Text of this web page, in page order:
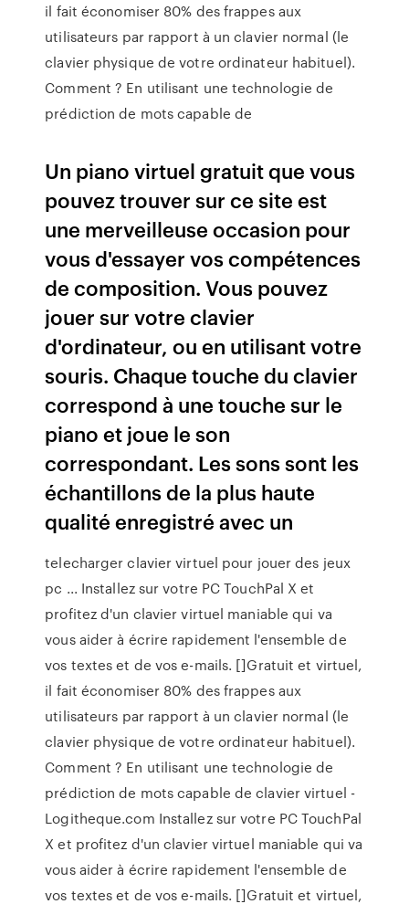
il fait économiser 80% des frappes aux
utilisateurs par rapport à un clavier normal (le
clavier physique de votre ordinateur habituel).
Comment ? En utilisant une technologie de
prédiction de mots capable de
Un piano virtuel gratuit que vous
pouvez trouver sur ce site est
une merveilleuse occasion pour
vous d'essayer vos compétences
de composition. Vous pouvez
jouer sur votre clavier
d'ordinateur, ou en utilisant votre
souris. Chaque touche du clavier
correspond à une touche sur le
piano et joue le son
correspondant. Les sons sont les
échantillons de la plus haute
qualité enregistré avec un
telecharger clavier virtuel pour jouer des jeux
pc ... Installez sur votre PC TouchPal X et
profitez d'un clavier virtuel maniable qui va
vous aider à écrire rapidement l'ensemble de
vos textes et de vos e-mails. []Gratuit et virtuel,
il fait économiser 80% des frappes aux
utilisateurs par rapport à un clavier normal (le
clavier physique de votre ordinateur habituel).
Comment ? En utilisant une technologie de
prédiction de mots capable de clavier virtuel -
Logitheque.com Installez sur votre PC TouchPal
X et profitez d'un clavier virtuel maniable qui va
vous aider à écrire rapidement l'ensemble de
vos textes et de vos e-mails. []Gratuit et virtuel,